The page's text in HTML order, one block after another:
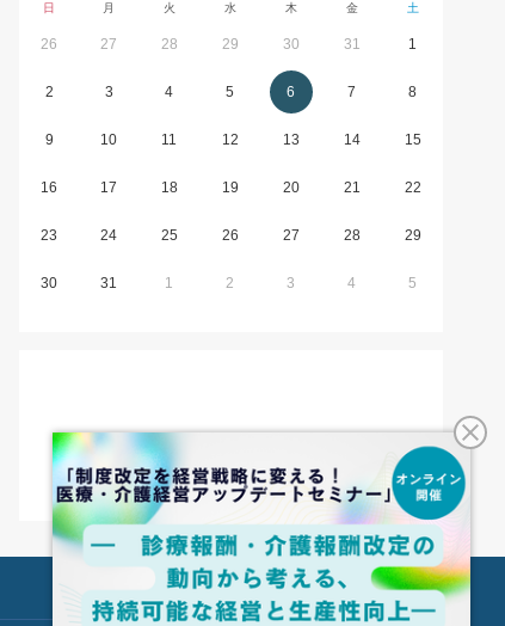
日 月 火 水 木 金 土
26 27 28 29 30 31 1
2 3 4 5 6 7 8
9 10 11 12 13 14 15
16 17 18 19 20 21 22
23 24 25 26 27 28 29
30 31 1 2 3 4 5